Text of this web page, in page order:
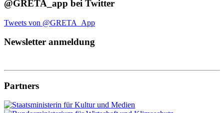
@GRETA_app bei Twitter
Tweets von @GRETA_App
Newsletter anmeldung
Partners